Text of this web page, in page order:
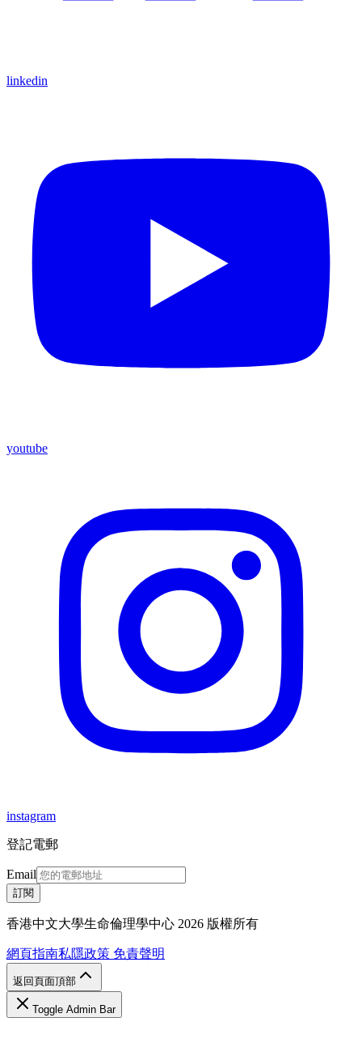
linkedin
youtube
instagram
登記電郵
Email
訂閱
香港中文大學生命倫理學中心 2026 版權所有
網頁指南私隱政策 免責聲明
返回頁面頂部
Toggle Admin Bar